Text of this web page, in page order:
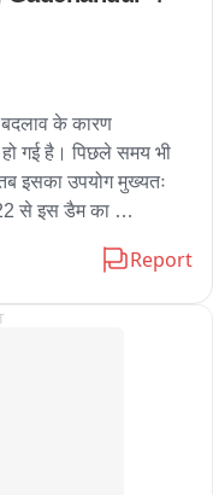
आकर्षित करत आहे..
..
के कारण
गई है। पिछले समय भी
इसका उपयोग मुख्यतः
से इस डैम का
में भ्रम और चिंता है।
को दी है। अब यह प्रश्न
Report